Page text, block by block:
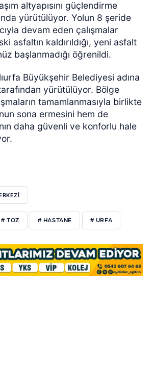
altyapısını güçlendirme
yürütülüyor. Yolun 8 şeride
devam eden çalışmalar
asfaltın kaldırıldığı, yeni asfalt
başlanmadığı öğrenildi.
Büyükşehir Belediyesi adına
yürütülüyor. Bölge
tamamlanmasıyla birlikte
sona ermesini hem de
daha güvenli ve konforlu hale
# TOZ # HASTANE # URFA